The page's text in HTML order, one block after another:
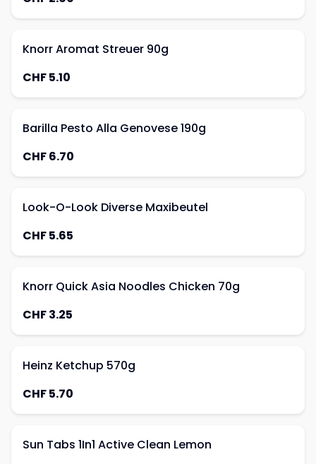
Knorr Aromat Streuer 90g
CHF 5.10
Barilla Pesto Alla Genovese 190g
CHF 6.70
Look-O-Look Diverse Maxibeutel
CHF 5.65
Knorr Quick Asia Noodles Chicken 70g
CHF 3.25
Heinz Ketchup 570g
CHF 5.70
Sun Tabs 1In1 Active Clean Lemon